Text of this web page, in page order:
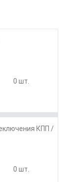
0 шт.
КПП /
0 шт.